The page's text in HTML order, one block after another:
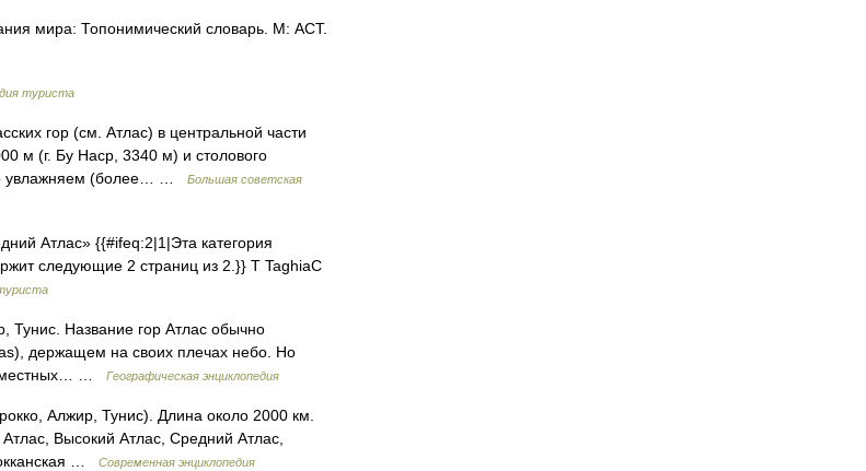
мира: Топонимический словарь. М: АСТ.
туриста
гор (см. Атлас) в центральной части
м (г. Бу Наср, 3340 м) и столового
увлажняем (более… …
Большая советская
Атлас» {{#ifeq:2|1|Эта категория
следующие 2 страниц из 2.}} T TaghiaС
Название гор Атлас обычно
держащем на своих плечах небо. Но
местных… …
Географическая энциклопедия
Алжир, Тунис). Длина около 2000 км.
Высокий Атлас, Средний Атлас,
…
Современная энциклопедия